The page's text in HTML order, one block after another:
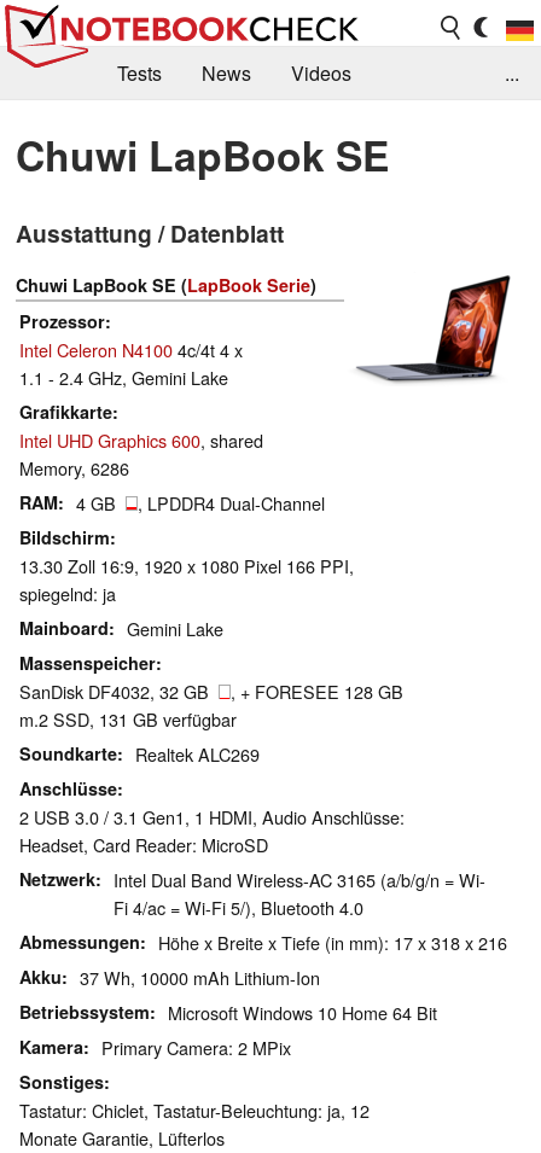
Tests News
Videos
Kaufberatung
Deals Suche
Jobs
Forum
...
Chuwi LapBook SE
Ausstattung / Datenblatt
Chuwi LapBook SE (LapBook Serie)
Prozessor
Intel Celeron N41004c/4t 4 x
1.1 - 2.4 GHz, Gemini Lake
Grafikkarte
Intel UHD Graphics 600, shared
Memory, 6286
RAM 4 GB , LPDDR4 Dual-Channel
Bildschirm
13.30 Zoll 16:9, 1920 x 1080 Pixel 166 PPI,
spiegelnd: ja
Mainboard Gemini Lake
Massenspeicher
SanDisk DF4032, 32 GB
, + FORESEE 128 GB
m.2 SSD, 131 GB verfügbar
Soundkarte Realtek ALC269
Anschlüsse
2 USB 3.0 / 3.1 Gen1, 1 HDMI, Audio Anschlüsse:
Headset, Card Reader: MicroSD
Netzwerk
Intel Dual Band Wireless-AC 3165 (a/b/g/n = Wi-
Fi 4/ac = Wi-Fi 5/), Bluetooth 4.0
Abmessungen Höhe x Breite x Tiefe (in mm): 17 x 318 x 216
Akku 37 Wh, 10000 mAh Lithium-Ion
Betriebssystem Microsoft Windows 10 Home 64 Bit
Kamera Primary Camera: 2 MPix
Sonstiges
Tastatur: Chiclet, Tastatur-Beleuchtung: ja, 12
Monate Garantie, Lüfterlos